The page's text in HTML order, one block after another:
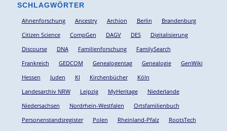
SCHLAGWÖRTER
Ahnenforschung Ancestry Archion Berlin
Brandenburg
Citizen Science
CompGen DAGV DES
Digitalisierung
Discourse
DNA Familienforschung
FamilySearch
Frankreich
GEDCOM Genealogentag Genealogie
GenWiki
Hessen
Juden KI Kirchenbücher
Köln
Landesarchiv NRW
Leipzig MyHeritage
Niederlande
Niedersachsen
Nordrhein-Westfalen
Ortsfamilienbuch
Personenstandsregister
Polen Rheinland-Pfalz
RootsTech